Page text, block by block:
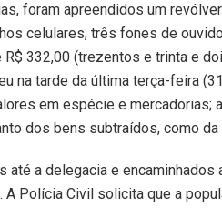
foram apreendidos um
celulares, três fones de
R$ 332,00 (trezentos e trinta e
na tarde da última terça-feira
em espécie e mercadorias;
dos bens subtraídos, como da
até a delegacia e
Polícia Civil solicita que a